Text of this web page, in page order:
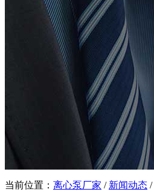
当前位置： 离心泵厂家 / 新闻动态 /